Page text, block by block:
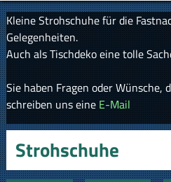
Kleine Strohschuhe für die
Gelegenheiten.
Auch als Tischdeko eine tolle
Sie haben Fragen oder Wünsche,
schreiben uns eineE-Mail
Strohschuhe